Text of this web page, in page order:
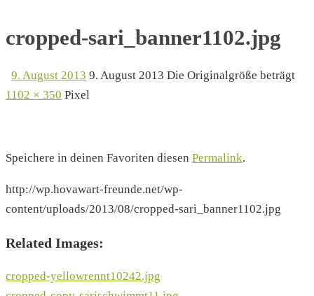
cropped-sari_banner1102.jpg
9. August 2013 9. August 2013 Die Originalgröße beträgt
1102 × 350 Pixel
Speichere in deinen Favoriten diesen Permalink.
http://wp.hovawart-freunde.net/wp-
content/uploads/2013/08/cropped-sari_banner1102.jpg
Related Images:
cropped-yellowrennt10242.jpg